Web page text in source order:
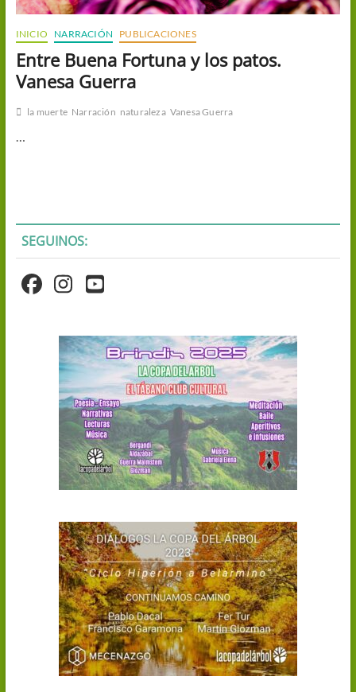
INICIO NARRACIÓN PUBLICACIONES
Entre Buena Fortuna y los patos.
Vanesa Guerra
la muerte Narración naturaleza Vanesa Guerra
SEGUINOS: